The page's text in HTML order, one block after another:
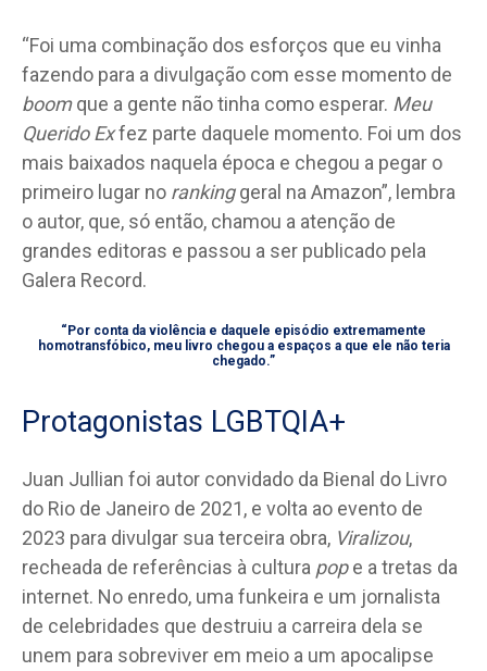
“Foi uma combinação dos esforços que eu vinha
fazendo para a divulgação com esse momento de
boomque a gente não tinha como esperar. Meu
Querido Exfez parte daquele momento. Foi um dos
mais baixados naquela época e chegou a pegar o
primeiro lugar no rankinggeral na Amazon”, lembra
o autor, que, só então, chamou a atenção de
grandes editoras e passou a ser publicado pela
Galera Record.
“Por conta da violência e daquele episódio extremamente
homotransfóbico, meu livro chegou a espaços a que ele não teria
chegado.”
Protagonistas LGBTQIA+
Juan Jullian foi autor convidado da Bienal do Livro
do Rio de Janeiro de 2021, e volta ao evento de
2023 para divulgar sua terceira obra, Viralizou,
recheada de referências à cultura pope a tretas da
internet. No enredo, uma funkeira e um jornalista
de celebridades que destruiu a carreira dela se
unem para sobreviver em meio a um apocalipse